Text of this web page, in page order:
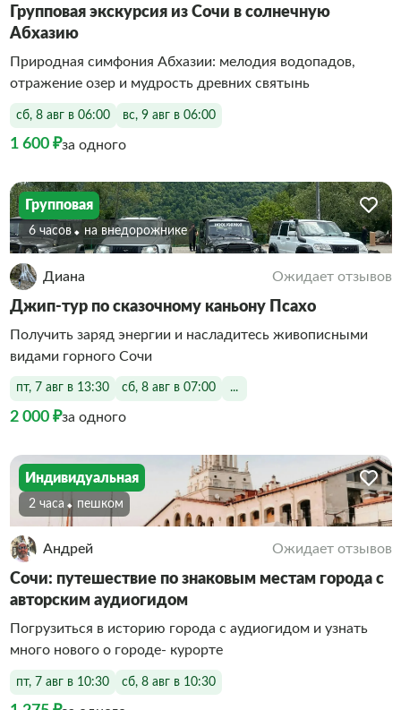
Групповая экскурсия из Сочи в солнечную
Абхазию
Природная симфония Абхазии: мелодия водопадов,
отражение озер и мудрость древних святынь
сб, 8 авг в 06:00 вс, 9 авг в 06:00
1 600 ₽за одного
Групповая
6 часов На внедорожнике
Диана Ожидает отзывов
Джип-тур по сказочному каньону Псахо
Получить заряд энергии и насладитесь живописными
видами горного Сочи
пт, 7 авг в 13:30 сб, 8 авг в 07:00 ...
2 000 ₽за одного
Индивидуальная
2 часа Пешком
Андрей Ожидает отзывов
Сочи: путешествие по знаковым местам города с
авторским аудиогидом
Погрузиться в историю города с аудиогидом и узнать
много нового о городе- курорте
пт, 7 авг в 10:30 сб, 8 авг в 10:30